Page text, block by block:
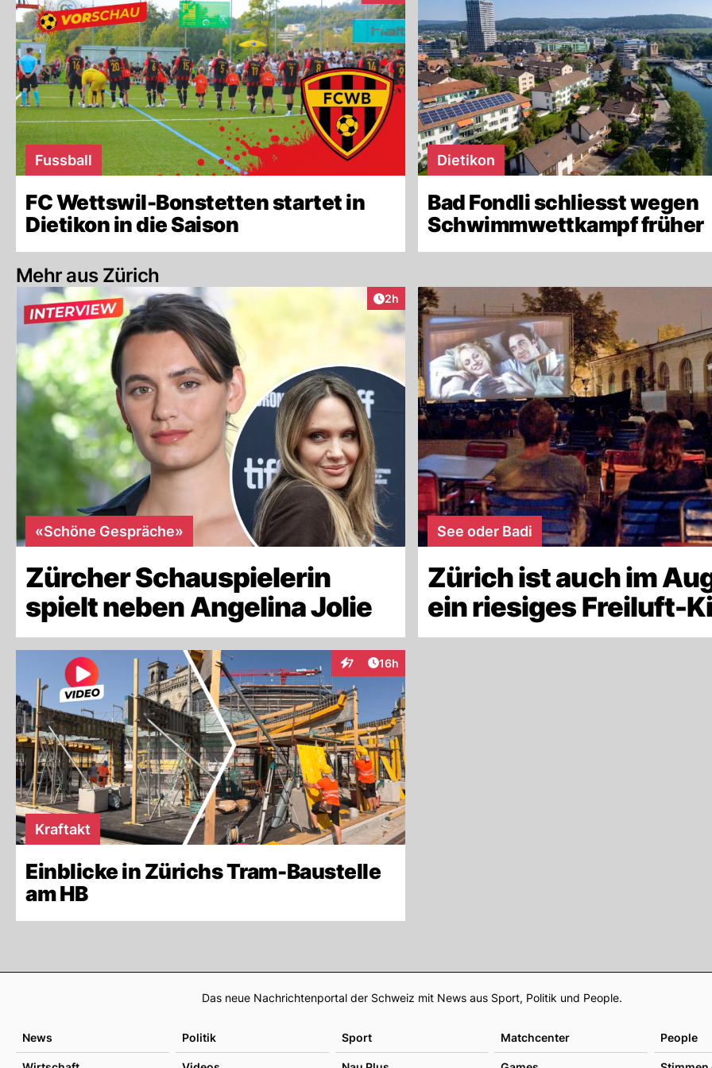
Fussball
FC Wettswil-Bonstetten startet in
Dietikon in die Saison
Dietikon
Bad Fondli schliesst wegen
Schwimmwettkampf früher
Mehr aus Zürich
Artikel veröffentlicht:
2h
«Schöne Gespräche»
Zürcher Schauspielerin
spielt neben Angelina Jolie
See oder Badi
Zürich ist auch im
ein riesiges Freiluft-
7
InteraktionenArtikel veröffentlicht:
16h
Kraftakt
Einblicke in Zürichs Tram-Baustelle
am HB
Footer
Das neue Nachrichtenportal der Schweiz mit News aus Sport, Politik und People.
News Politik Sport Matchcenter People